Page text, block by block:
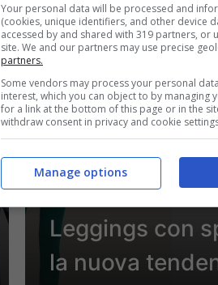
22 Febbraio 2022
Leggings con
la nuova
Your personal data will be processed and
(cookies, unique identifiers, and other device
accessed by and shared with 319 partners, or
site. We and our partners may use precise
partners.
Some vendors may process your personal
interest, which you can object to by managing
for a link at the bottom of this page or in the
withdraw consent in privacy and cookie
Manage options